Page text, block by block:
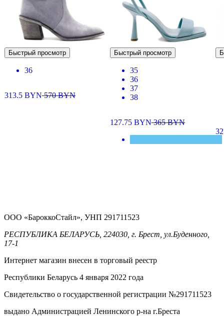
Быстрый просмотр
36
313.5 BYN570BYN
Быстрый просмотр
35
36
37
38
127.75 BYN365BYN
ООО «БароккоСтайл», УНП 291711523
РЕСПУБЛИКА БЕЛАРУСЬ, 224030, г. Брест, ул.Буденного,
17-1
Интернет магазин внесен в торговый реестр
Республики Беларусь 4 января 2022 года
Свидетельство о государственной регистрации №291711523
выдано Администрацией Ленинского р-на г.Бреста